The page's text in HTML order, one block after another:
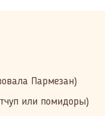
Пармезан)
или помидоры)